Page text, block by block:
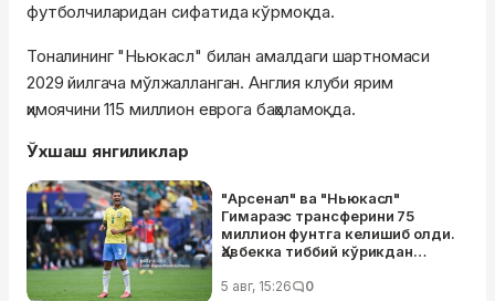
футболчиларидан сифатида кўрмоқда.
Тоналининг "Ньюкасл" билан амалдаги шартномаси
2029 йилгача мўлжалланган. Англия клуби ярим
ҳимоячини 115 миллион еврога баҳоламоқда.
Ўхшаш янгиликлар
"Арсенал" ва "Ньюкасл"
Гимараэс трансферини 75
миллион фунтга келишиб олди.
Ҳавбекка тиббий кўрикдан
5 авг, 15:26 0